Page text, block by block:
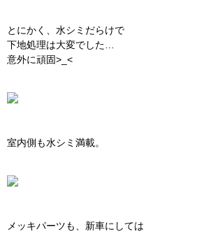
とにかく、水シミだらけで
下地処理は大変でした…
意外に頑固>_<
室内側も水シミ満載。
メッキパーツも、新車にしては